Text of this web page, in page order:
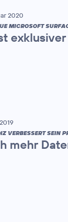
2020
MICROSOFT
VERBESSERT SEIN
mehr